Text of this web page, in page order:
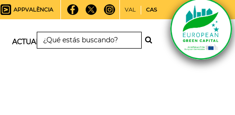
APPVALÈNCIA VAL CAS
ACTUALIDAD